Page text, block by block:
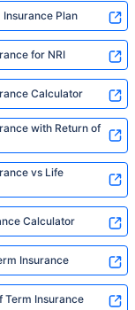
aren't
for
we're
Insurance Plan
for NRI
Calculator
with Return of
vs Life
Calculator
Insurance
Term Insurance